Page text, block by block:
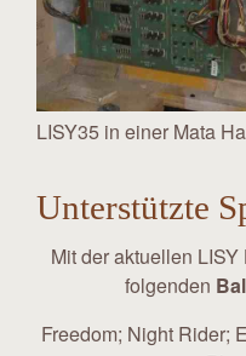
LISY35 in einer Mata
Unterstützte
Mit der aktuellen
folgenden
Freedom; Night Rider;